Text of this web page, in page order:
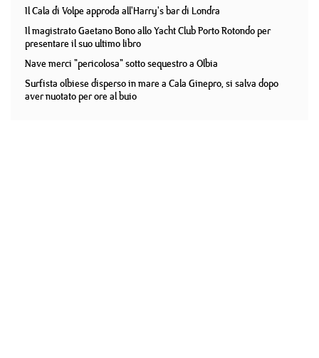
Il Cala di Volpe approda all'Harry's bar di Londra
Il magistrato Gaetano Bono allo Yacht Club Porto Rotondo per
presentare il suo ultimo libro
Nave merci "pericolosa" sotto sequestro a Olbia
Surfista olbiese disperso in mare a Cala Ginepro, si salva dopo
aver nuotato per ore al buio